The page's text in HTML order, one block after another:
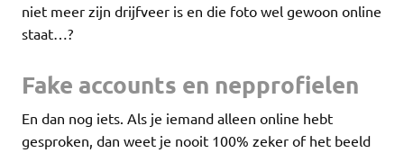
niet meer zijn drijfveer is en die foto wel gewoon online
staat…?
Fake accounts en nepprofielen
En dan nog iets. Als je iemand alleen online hebt
gesproken, dan weet je nooit 100% zeker of het beeld